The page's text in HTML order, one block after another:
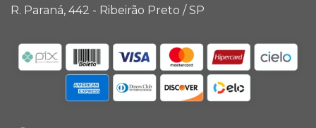
R. Paraná, 442 - Ribeirão Preto / SP